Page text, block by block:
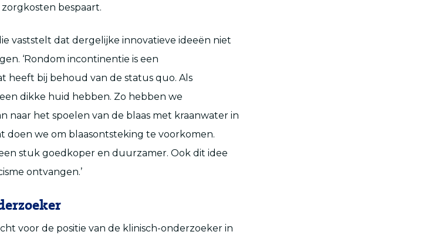
bespaart.
vaststelt dat dergelijke innovatieve ideeën niet
‘Rondom incontinentie is een
heeft bij behoud van de status quo. Als
dikke huid hebben. Zo hebben we
naar het spoelen van de blaas met kraanwater in
doen we om blaasontsteking te voorkomen.
stuk goedkoper en duurzamer. Ook dit idee
ontvangen.’
voor de positie van de klinisch-onderzoeker in